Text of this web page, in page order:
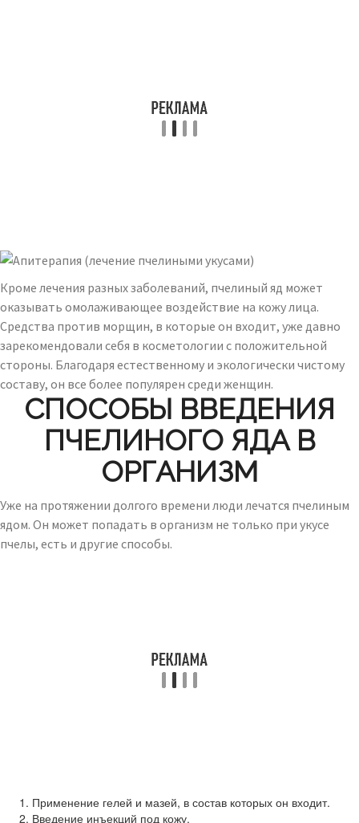
Кроме лечения разных заболеваний, пчелиный яд может
оказывать омолаживающее воздействие на кожу лица.
Средства против морщин, в которые он входит, уже давно
зарекомендовали себя в косметологии с положительной
стороны. Благодаря естественному и экологически чистому
составу, он все более популярен среди женщин.
СПОСОБЫ ВВЕДЕНИЯ
ПЧЕЛИНОГО ЯДА В
ОРГАНИЗМ
Уже на протяжении долгого времени люди лечатся пчелиным
ядом. Он может попадать в организм не только при укусе
пчелы, есть и другие способы.
Применение гелей и мазей, в состав которых он входит.
Введение инъекций под кожу.